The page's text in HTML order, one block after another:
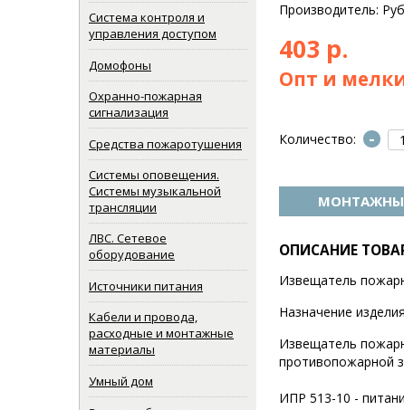
Система контроля и
управления доступом
Домофоны
Охранно-пожарная
сигнализация
Средства пожаротушения
Системы оповещения.
Системы музыкальной
трансляции
ЛВС. Сетевое
оборудование
Источники питания
Кабели и провода,
расходные и монтажные
материалы
Умный дом
Производитель:
403 р.
Опт и
Количество: -
ОПИСАНИЕ
Извещатель
Назначение изделия
Извещатель
противопожарной
ИПР 513-10 -